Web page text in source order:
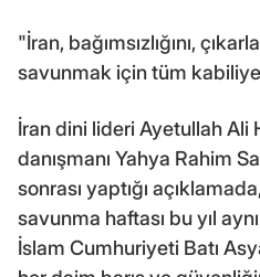
"İran, bağımsızlığını,
savunmak için tüm
İran dini lideri Ayetullah Ali
danışmanı Yahya Rahim
sonrası yaptığı
savunma haftası bu yıl
İslam Cumhuriyeti Batı